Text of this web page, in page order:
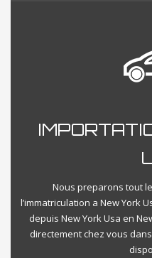
Nous preparons tout
l’immatriculation a New York
depuis New York Usa en
directement chez vous